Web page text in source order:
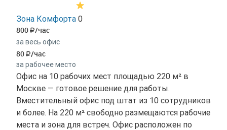
Зона Комфорта 0
800 /час
за весь офис
80 /час
за рабочее место
Офис на 10 рабочих мест площадью 220 м² в
Москве — готовое решение для работы.
Вместительный офис под штат из 10 сотрудников
и более. На 220 м² свободно размещаются рабочие
места и зона для встреч. Офис расположен по